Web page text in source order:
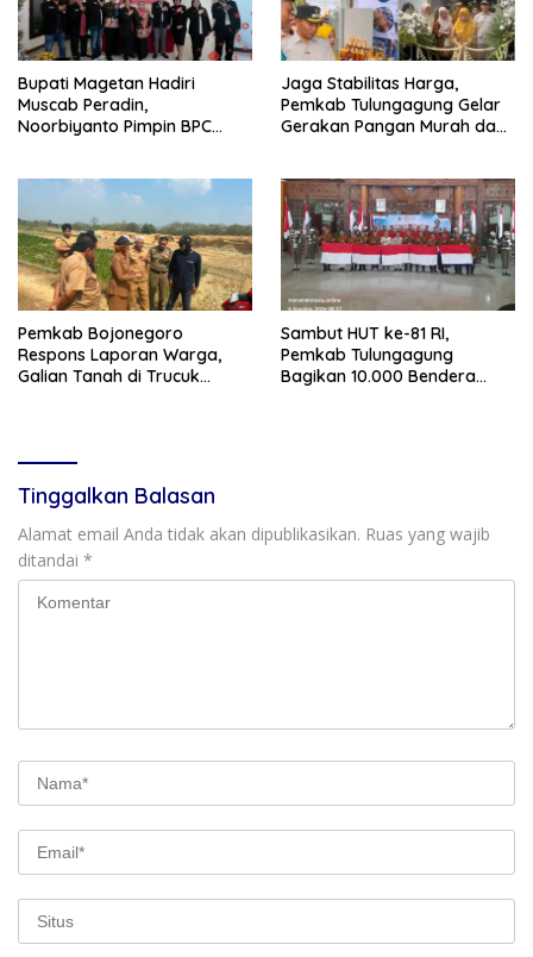
Bupati Magetan Hadiri
Muscab Peradin,
Noorbiyanto Pimpin BPC
Jaga Stabilitas Harga,
Pemkab Tulungagung Gelar
Gerakan Pangan Murah dan
Pemkab Bojonegoro
Respons Laporan Warga,
Galian Tanah di Trucuk
Sambut HUT ke-81 RI,
Pemkab Tulungagung
Bagikan 10.000 Bendera
Tinggalkan Balasan
Alamat email Anda tidak akan dipublikasikan. Ruas yang wajib
ditandai *